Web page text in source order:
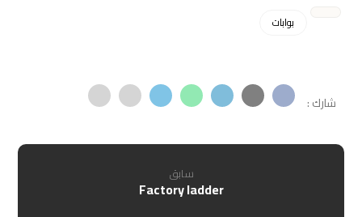
بوابات
سابق
Factory ladder